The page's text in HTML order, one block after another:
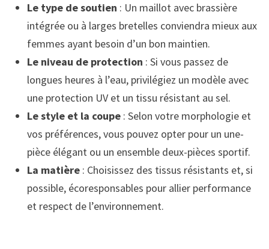
Le type de soutien : Un maillot avec brassière
intégrée ou à larges bretelles conviendra mieux aux
femmes ayant besoin d’un bon maintien.
Le niveau de protection : Si vous passez de
longues heures à l’eau, privilégiez un modèle avec
une protection UV et un tissu résistant au sel.
Le style et la coupe: Selon votre morphologie et
vos préférences, vous pouvez opter pour un une-
pièce élégant ou un ensemble deux-pièces sportif.
La matière: Choisissez des tissus résistants et, si
possible, écoresponsables pour allier performance
et respect de l’environnement.